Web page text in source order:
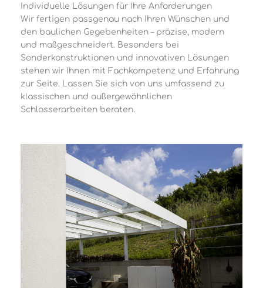
Individuelle Lösungen für Ihre Anforderungen
Wir fertigen passgenau nach Ihren Wünschen und
den baulichen Gegebenheiten – präzise, modern
und maßgeschneidert. Besonders bei
Sonderkonstruktionen und innovativen Lösungen
stehen wir Ihnen mit Fachkompetenz und Erfahrung
zur Seite. Lassen Sie sich von uns umfassend zu
klassischen und außergewöhnlichen
Schlosserarbeiten beraten.